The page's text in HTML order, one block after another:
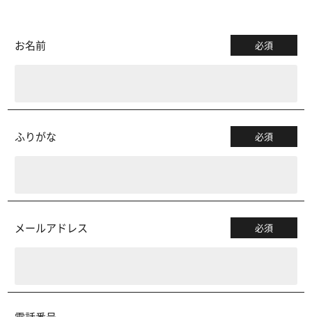
お名前 必須
ふりがな 必須
メールアドレス 必須